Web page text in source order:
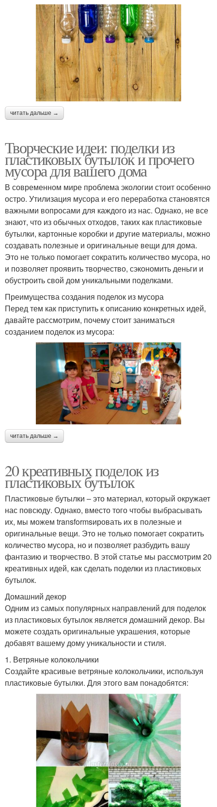
читать дальше →
Творческие идеи: поделки из
пластиковых бутылок и прочего
мусора для вашего дома
В современном мире проблема экологии стоит особенно
остро. Утилизация мусора и его переработка становятся
важными вопросами для каждого из нас. Однако, не все
знают, что из обычных отходов, таких как пластиковые
бутылки, картонные коробки и другие материалы, можно
создавать полезные и оригинальные вещи для дома.
Это не только помогает сократить количество мусора, но
и позволяет проявить творчество, сэкономить деньги и
обустроить свой дом уникальными поделками.
Преимущества создания поделок из мусора
Перед тем как приступить к описанию конкретных идей,
давайте рассмотрим, почему стоит заниматься
созданием поделок из мусора:
читать дальше →
20 креативных поделок из
пластиковых бутылок
Пластиковые бутылки – это материал, который окружает
нас повсюду. Однако, вместо того чтобы выбрасывать
их, мы можем transformsировать их в полезные и
оригинальные вещи. Это не только помогает сократить
количество мусора, но и позволяет разбудить вашу
фантазию и творчество. В этой статье мы рассмотрим 20
креативных идей, как сделать поделки из пластиковых
бутылок.
Домашний декор
Одним из самых популярных направлений для поделок
из пластиковых бутылок является домашний декор. Вы
можете создать оригинальные украшения, которые
добавят вашему дому уникальности и стиля.
1. Ветряные колокольчики
Создайте красивые ветряные колокольчики, используя
пластиковые бутылки. Для этого вам понадобятся: